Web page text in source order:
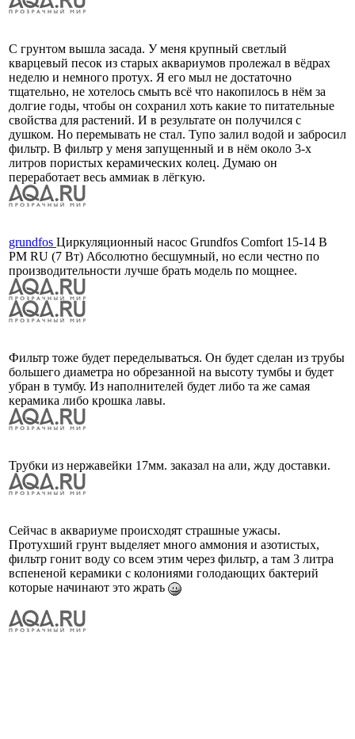
С грунтом вышла засада. У меня крупный светлый
кварцевый песок из старых аквариумов пролежал в вёдрах
неделю и немного протух. Я его мыл не достаточно
тщательно, не хотелось смыть всё что накопилось в нём за
долгие годы, чтобы он сохранил хоть какие то питательные
свойства для растений. И в результате он получился с
душком. Но перемывать не стал. Тупо залил водой и забросил
фильтр. В фильтр у меня запущенный и в нём около 3-х
литров пористых керамических колец. Думаю он
переработает весь аммиак в лёгкую.
grundfos Циркуляционный насос Grundfos Comfort 15-14 B
PM RU (7 Вт) Абсолютно бесшумный, но если честно по
производительности лучше брать модель по мощнее.
Фильтр тоже будет переделываться. Он будет сделан из трубы
большего диаметра но обрезанной на высоту тумбы и будет
убран в тумбу. Из наполнителей будет либо та же самая
керамика либо крошка лавы.
Трубки из нержавейки 17мм. заказал на али, жду доставки.
Сейчас в аквариуме происходят страшные ужасы.
Протухший грунт выделяет много аммония и азотистых,
фильтр гонит воду со всем этим через фильтр, а там 3 литра
вспененой керамики с колониями голодающих бактерий
которые начинают это жрать